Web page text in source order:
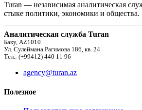
Turan — независимая аналитическая
стыке политики, экономики и общества.
Аналитическая служба Turan
Баку, AZ1010
Ул. Сулеймана Рагимова 186, кв. 24
Тел.: (+99412) 440 11 96
agency@turan.az
Полезное